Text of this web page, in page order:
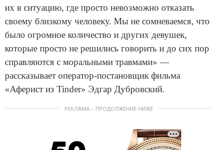
их в ситуацию, где просто невозможно отказать
своему близкому человеку. Мы не сомневаемся, что
было огромное количество и других девушек,
которые просто не решились говорить и до сих пор
справляются с моральными травмами» —
рассказывает оператор-постановщик фильма
«Аферист из Tinder» Эдгар Дубровский.
РЕКЛАМА – ПРОДОЛЖЕНИЕ НИЖЕ